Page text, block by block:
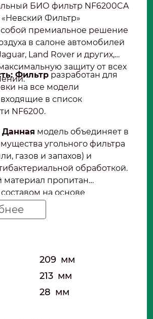
БИО фильтр NF6200CA
Фильтр»
собой премиальное решение
в салоне автомобилей
Land Rover и других,
защиту от всех
Фильтр разработан для
на все модели
в список
NF6200.
Данная модель объединяет в
угольного фильтра
газов и запахов) и
обработкой.
пропитан
на основе
— экстракта
чайного дерева. Эта пропитка
рост и размножение
фильтра. В условиях
которая часто
работе кондиционера или в
209 мм
213 мм
28 мм